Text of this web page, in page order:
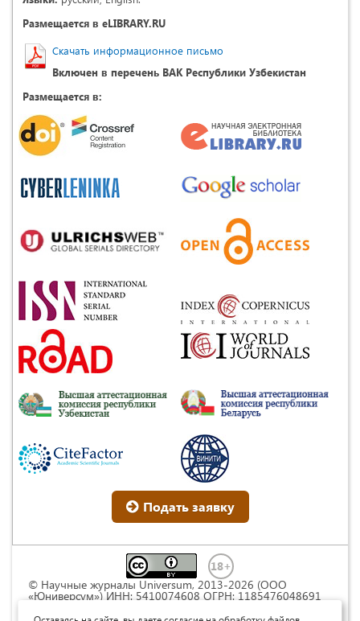
Размещается в eLIBRARY.RU
Скачать информационное письмо
Включен в перечень ВАК Республики Узбекистан
Размещается в:
Подать заявку
© Научные журналы Universum, 2013-2026 (ООО
«Юниверсум») ИНН: 5410074608 ОГРН: 1185476048691